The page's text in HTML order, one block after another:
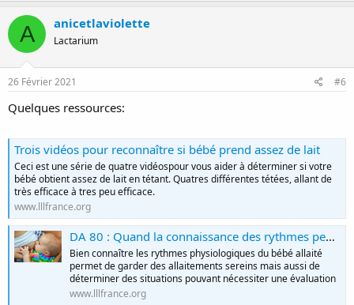
A anicetlaviolette
Lactarium
26 Février 2021 #6
Quelques ressources:
Trois vidéos pour reconnaître si bébé prend assez de lait
Ceci est une série de quatre vidéospour vous aider à déterminer si votre
bébé obtient assez de lait en tétant. Quatres différentes tétées, allant de
très efficace à tres peu efficace.
www.lllfrance.org
DA 80 : Quand la connaissance des rythmes peut lever des obstacles
Bien connaître les rythmes physiologiques du bébé allaité
permet de garder des allaitements sereins mais aussi de
déterminer des situations pouvant nécessiter une évaluation
www.lllfrance.org